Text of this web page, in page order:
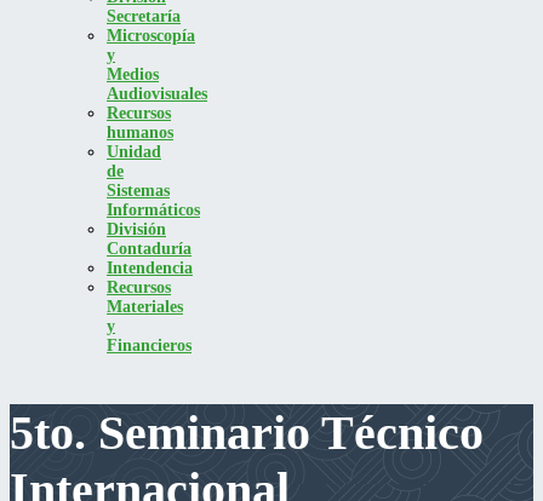
Secretaría
Microscopía
y
Medios
Audiovisuales
Recursos
humanos
Unidad
de
Sistemas
Informáticos
División
Contaduría
Intendencia
Recursos
Materiales
y
Financieros
5to. Seminario Técnico
Internacional